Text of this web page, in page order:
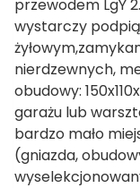
przewodem LgY
wystarczy
nierdzewnych,
obudowy:
garażu lub
bardzo mało
(gniazda,